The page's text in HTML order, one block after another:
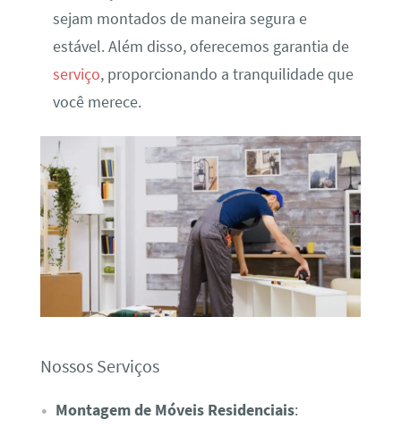
sejam montados de maneira segura e
estável. Além disso, oferecemos garantia de
serviço, proporcionando a tranquilidade que
você merece.
Nossos Serviços
Montagem de Móveis Residenciais: